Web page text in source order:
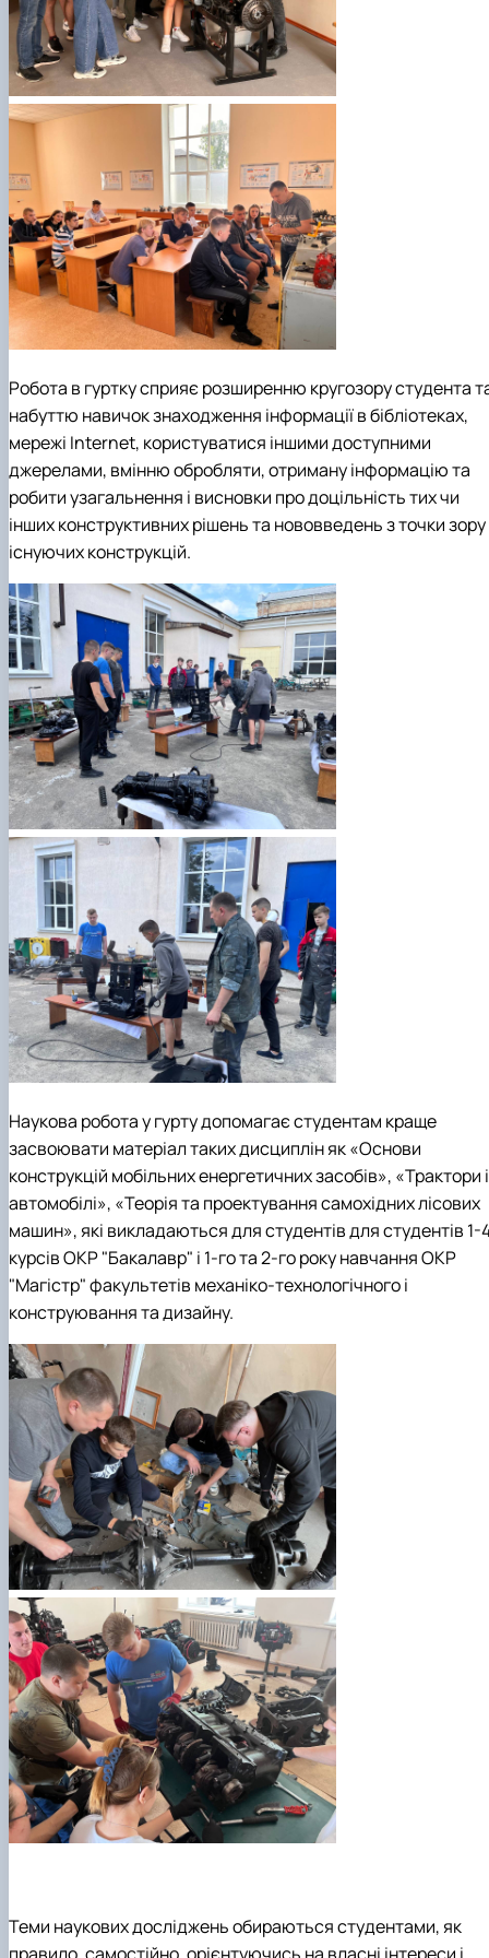
Робота в гуртку сприяє розширенню кругозору студента
набуттю навичок знаходження інформації в бібліотеках,
мережі Internet, користуватися іншими доступними
джерелами, вмінню обробляти, отриману інформацію та
робити узагальнення і висновки про доцільність тих чи
інших конструктивних рішень та нововведень з точки зору
існуючих конструкцій.
Наукова робота у гурту допомагає студентам краще
засвоювати матеріал таких дисциплін як «Основи
конструкцій мобільних енергетичних засобів», «Трактори і
автомобілі», «Теорія та проектування самохідних лісових
машин», які викладаються для студентів для студентів 1-
курсів ОКР "Бакалавр" і 1‑го та 2-го року навчання ОКР
"Магістр" факультетів механіко-технологічного і
конструювання та дизайну.
Теми наукових досліджень обираються студентами, як